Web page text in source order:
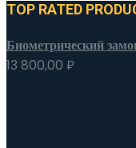
TOP RATED
Биометрический
13 800,00 ₽